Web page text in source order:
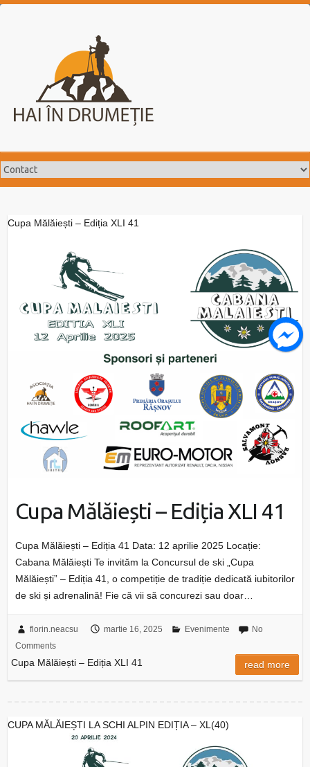
Cupa Mălăiești – Ediția XLI 41
Cupa Mălăiești – Ediția XLI 41
Cupa Mălăiești – Ediția 41 Data: 12 aprilie 2025 Locație:
Cabana Mălăiești Te invităm la Concursul de ski „Cupa
Mălăiești” – Ediția 41, o competiție de tradiție dedicată iubitorilor
de ski și adrenalină! Fie că vii să concurezi sau doar…
florin.neacsu martie 16, 2025 Evenimente
No
Comments
Cupa Mălăiești – Ediția XLI 41 read more
CUPA MĂLĂIEȘTI LA SCHI ALPIN EDIȚIA – XL(40)